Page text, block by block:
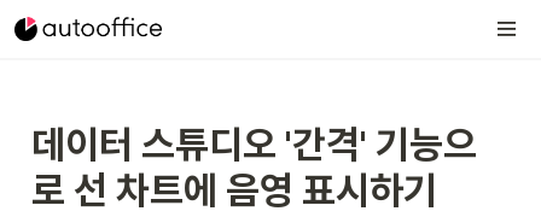
데이터 스튜디오 '간격' 기능으
로 선 차트에 음영 표시하기